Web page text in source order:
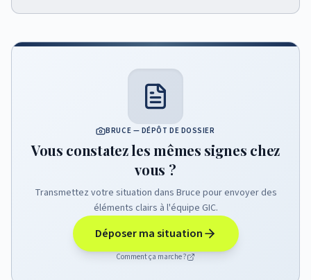
BRUCE — DÉPÔT DE DOSSIER
Vous constatez les mêmes signes chez
vous ?
Transmettez votre situation dans Bruce pour envoyer des
éléments clairs à l'équipe GIC.
Déposer ma situation
Comment ça marche ?